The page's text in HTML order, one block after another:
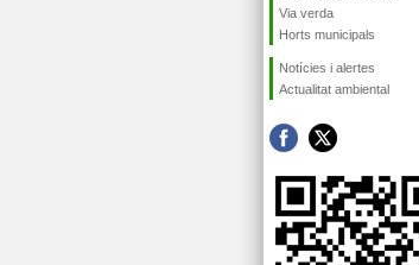
Via verda
Horts municipals
Notícies i alertes
Actualitat ambiental